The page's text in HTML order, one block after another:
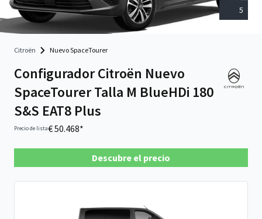
5
Citroën Nuevo SpaceTourer
Configurador Citroën Nuevo
SpaceTourer Talla M BlueHDi 180
S&S EAT8 Plus
Precio de lista€ 50.468*
Descubre el precio